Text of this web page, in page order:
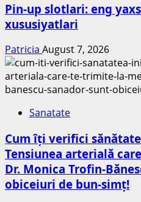
Pin-up slotlari: eng
xususiyatlari
Patricia August 7, 2026
Sanatate
Cum îți verifici
Tensiunea arterială
Dr. Monica Trofin-
obiceiuri de bun-simț!